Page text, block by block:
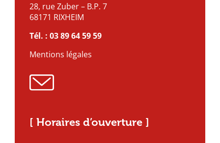
28, rue Zuber – B.P. 7
68171 RIXHEIM
Tél. : 03 89 64 59 59
Mentions légales
[ Horaires d’ouverture ]